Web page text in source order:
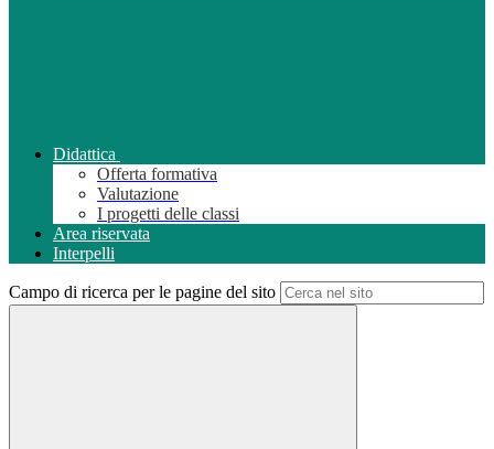
Didattica
Offerta formativa
Valutazione
I progetti delle classi
Area riservata
Interpelli
Campo di ricerca per le pagine del sito